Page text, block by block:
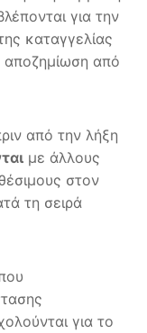
για την
καταγγελίας
αποζημίωση από
από την λήξη
με άλλους
στον
τη σειρά
για το